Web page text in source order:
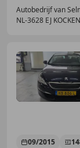
Autobedrijf van
NL-3628 EJ
09/2015